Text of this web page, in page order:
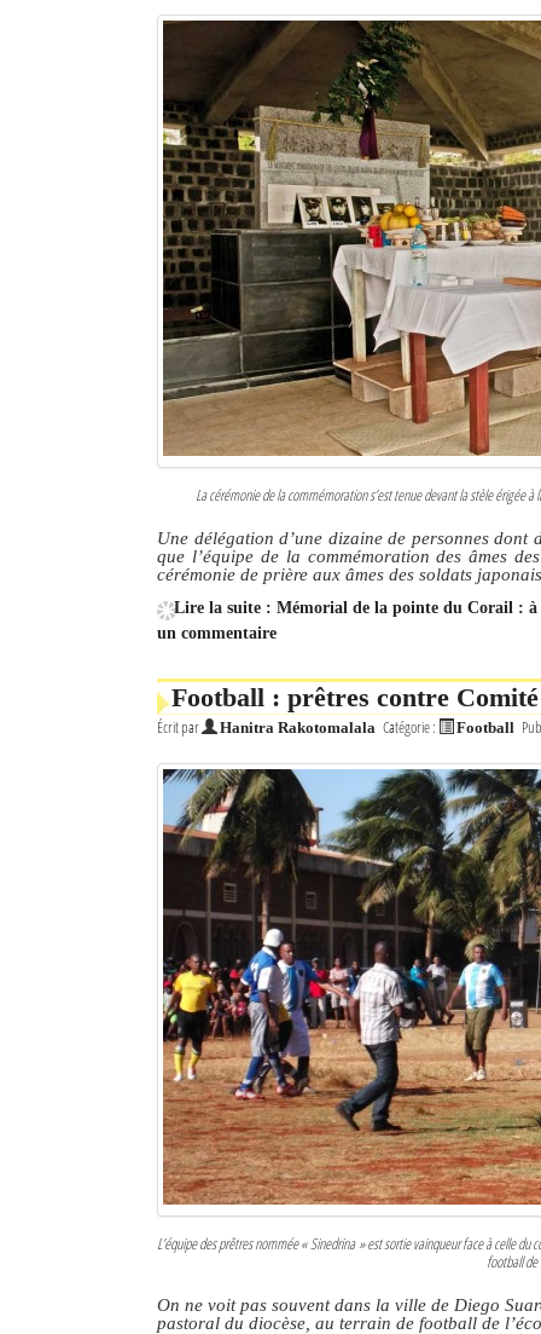
La cérémonie de la commémoration s’est tenue devant la stèle érigée
Une délégation d’une dizaine de personnes
que l’équipe de la commémoration des âmes
cérémonie de prière aux âmes des soldats
Lire la suite : Mémorial de la pointe du Corail : à
un commentaire
Football : prêtres contre
Écrit par Hanitra Rakotomalala Catégorie : Football
L’équipe des prêtres nommée « Sinedrina » est sortie vainqueur face à celle
football de
On ne voit pas souvent dans la ville de Diego
pastoral du diocèse, au terrain de football de